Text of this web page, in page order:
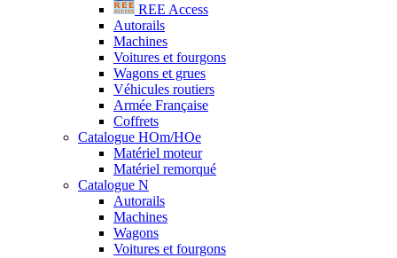
REE Access
Autorails
Machines
Voitures et fourgons
Wagons et grues
Véhicules routiers
Armée Française
Coffrets
Catalogue HOm/HOe
Matériel moteur
Matériel remorqué
Catalogue N
Autorails
Machines
Wagons
Voitures et fourgons